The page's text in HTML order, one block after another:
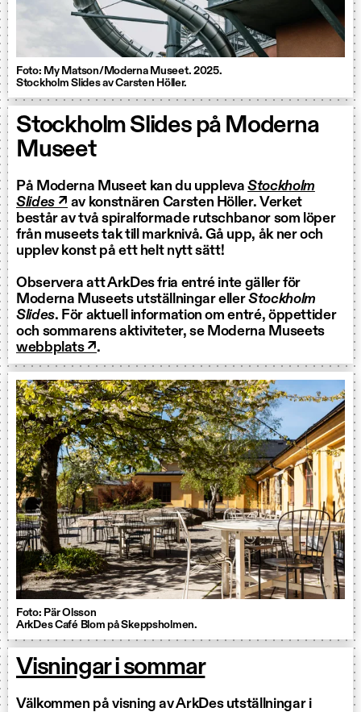
Foto: My Matson/Moderna Museet. 2025.
Stockholm Slides av Carsten Höller.
Stockholm Slides på Moderna
Museet
På Moderna Museet kan du upplevaStockholm
Slides ↗ av konstnären Carsten Höller. Verket
består av två spiralformade rutschbanor som löper
från museets tak till marknivå. Gå upp, åk ner och
upplev konst på ett helt nytt sätt!
Observera att ArkDes fria entré inte gäller för
Moderna Museets utställningar ellerStockholm
Slides. För aktuell information om entré, öppettider
och sommarens aktiviteter, se Moderna Museets
webbplats ↗.
Foto: Pär Olsson
ArkDes Café Blom på Skeppsholmen.
Visningar i sommar
Välkommen på visning av ArkDes utställningar i